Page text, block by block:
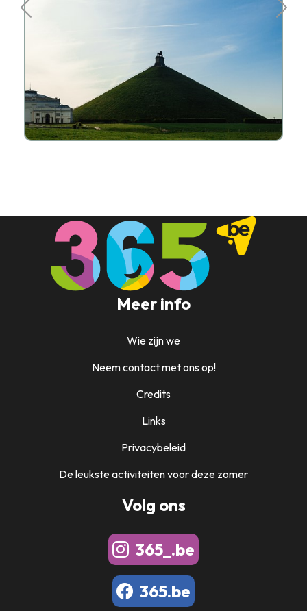
Meer info
Wie zijn we
Neem contact met ons op!
Credits
Links
Privacybeleid
De leukste activiteiten voor deze zomer
Volg ons
365_.be
365.be